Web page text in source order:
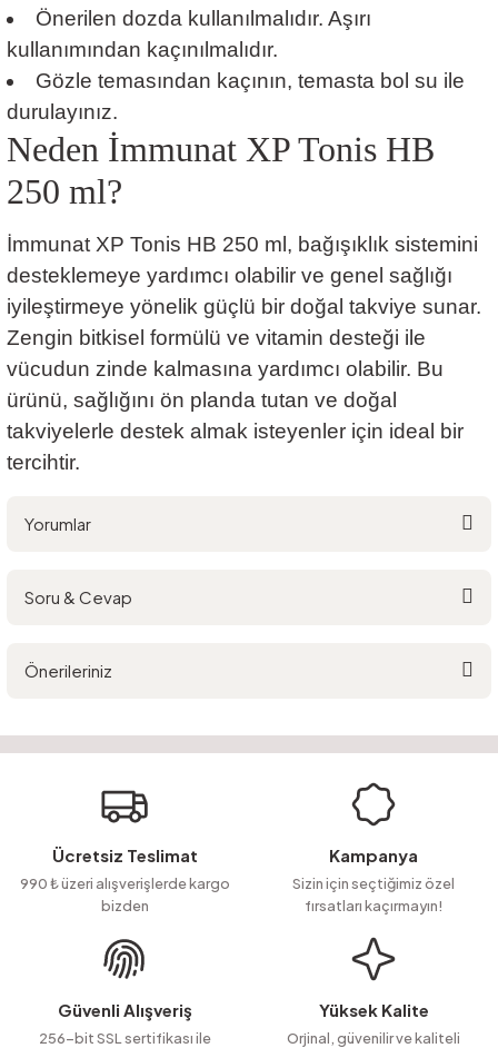
Önerilen dozda kullanılmalıdır. Aşırı
kullanımından kaçınılmalıdır.
Gözle temasından kaçının, temasta bol su ile
durulayınız.
Neden İmmunat XP Tonis HB
250 ml?
İmmunat XP Tonis HB 250 ml, bağışıklık sistemini
desteklemeye yardımcı olabilir ve genel sağlığı
iyileştirmeye yönelik güçlü bir doğal takviye sunar.
Zengin bitkisel formülü ve vitamin desteği ile
vücudun zinde kalmasına yardımcı olabilir. Bu
ürünü, sağlığını ön planda tutan ve doğal
takviyelerle destek almak isteyenler için ideal bir
tercihtir.
Yorumlar
Soru & Cevap
Soru Sor
Önerileriniz
Görüş ve önerileriniz için teşekkür ederiz.
Ürün resmi kalitesiz, bozuk veya görüntülenemiyor.
Ürün açıklamasında eksik bilgiler bulunuyor.
Ürün bilgilerinde hatalar bulunuyor.
Ürün fiyatı diğer sitelerden daha pahalı.
Bu ürüne benzer farklı alternatifler olmalı.
Ücretsiz Teslimat
990 ₺ üzeri alışverişlerde kargo
bizden
Kampanya
Sizin için seçtiğimiz özel
fırsatları kaçırmayın!
Güvenli Alışveriş
256-bit SSL sertifikası ile
Yüksek Kalite
Orjinal, güvenilir ve kaliteli